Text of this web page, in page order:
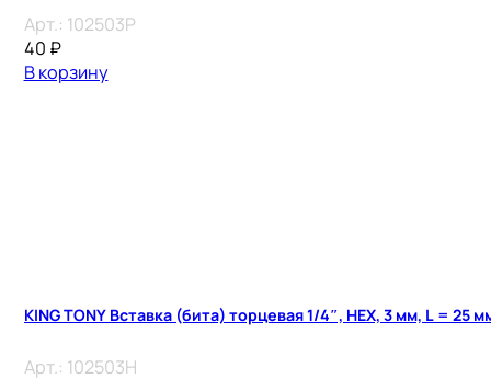
Арт.: 102503P
40 ₽
В корзину
KING TONY Вставка (бита) торцевая 1/4″, HEX, 3 мм, L = 25
Арт.: 102503H